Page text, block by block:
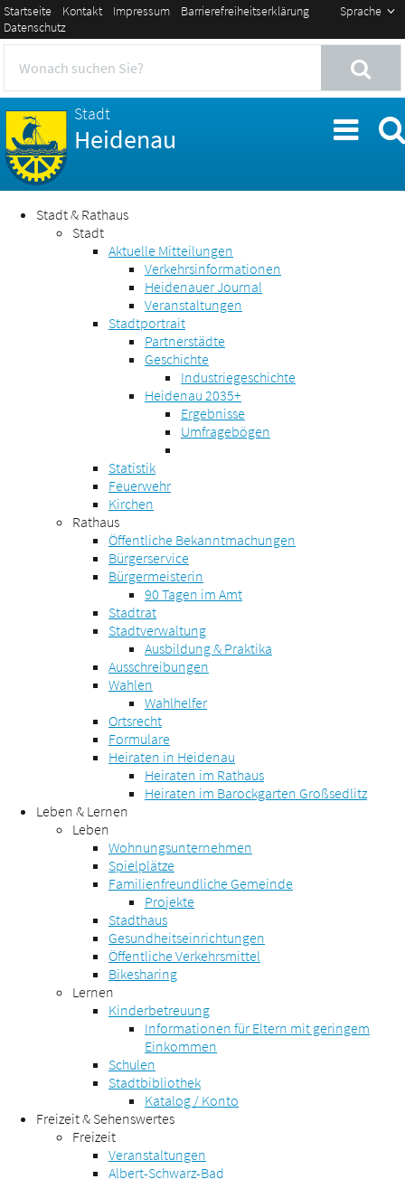
Sprache
Startseite Kontakt Impressum
Barrierefreiheitserklärung
Datenschutz
Stadt
Heidenau
Stadt & Rathaus
Stadt
Aktuelle Mitteilungen
Verkehrsinformationen
Heidenauer Journal
Veranstaltungen
Stadtportrait
Partnerstädte
Geschichte
Industriegeschichte
Heidenau 2035+
Ergebnisse
Umfragebögen
Statistik
Feuerwehr
Kirchen
Rathaus
Öffentliche Bekanntmachungen
Bürgerservice
Bürgermeisterin
90 Tagen im Amt
Stadtrat
Stadtverwaltung
Ausbildung & Praktika
Ausschreibungen
Wahlen
Wahlhelfer
Ortsrecht
Formulare
Heiraten in Heidenau
Heiraten im Rathaus
Heiraten im Barockgarten Großsedlitz
Leben & Lernen
Leben
Wohnungsunternehmen
Spielplätze
Familienfreundliche Gemeinde
Projekte
Stadthaus
Gesundheitseinrichtungen
Öffentliche Verkehrsmittel
Bikesharing
Lernen
Kinderbetreuung
Informationen für Eltern mit geringem
Einkommen
Schulen
Stadtbibliothek
Katalog / Konto
Freizeit & Sehenswertes
Freizeit
Veranstaltungen
Albert-Schwarz-Bad